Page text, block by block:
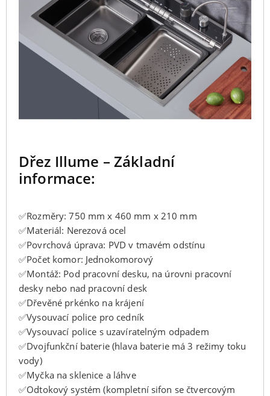
Dřez Illume – Základní
informace:
✅Rozměry: 750 mm x 460 mm x 210 mm
✅Materiál: Nerezová ocel
✅Povrchová úprava: PVD v tmavém odstínu
✅Počet komor: Jednokomorový
✅Montáž: Pod pracovní desku, na úrovni pracovní
desky nebo nad pracovní desk
✅Dřevěné prkénko na krájení
✅Vysouvací police pro cedník
✅Vysouvací police s uzavíratelným odpadem
✅Dvojfunkční baterie (hlava baterie má 3 režimy toku
vody)
✅Myčka na sklenice a láhve
✅Odtokový systém (kompletní sifon se čtvercovým